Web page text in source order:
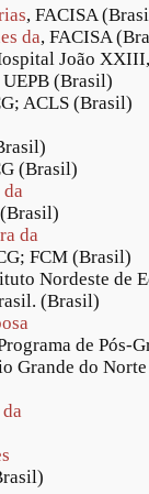
, FACISA
da, FACISA
João
UEPB (Brasil)
ACLS (Brasil)
(Brasil)
da
FCM (Brasil)
Nordeste de
(Brasil)
de Pós-
Grande do